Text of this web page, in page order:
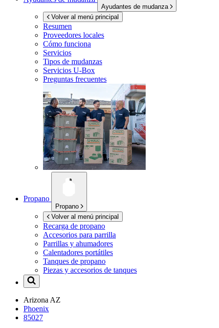
Ayudantes de mudanza
Volver al menú principal
Resumen
Proveedores locales
Cómo funciona
Servicios
Tipos de mudanzas
Servicios U-Box
Preguntas frecuentes
Propano
Propano
Volver al menú principal
Recarga de propano
Accesorios para parrilla
Parrillas y ahumadores
Calentadores portátiles
Tanques de propano
Piezas y accesorios de tanques
Arizona AZ
Phoenix
85027